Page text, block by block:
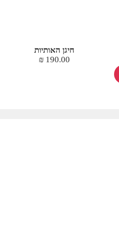
חיגן האותיות
190.00
₪